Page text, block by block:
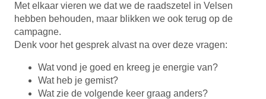
Met elkaar vieren we dat we de raadszetel in Velsen
hebben behouden, maar blikken we ook terug op de
campagne.
Denk voor het gesprek alvast na over deze vragen:
Wat vond je goed en kreeg je energie van?
Wat heb je gemist?
Wat zie de volgende keer graag anders?